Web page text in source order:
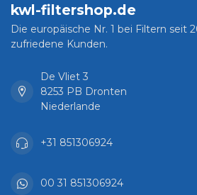
kwl-filtershop.de
Die europäische Nr. 1 bei Filtern seit
zufriedene Kunden.
De Vliet 3
8253 PB Dronten
Niederlande
+31 851306924
00 31 851306924